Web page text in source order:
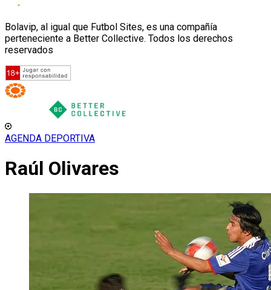
Bolavip, al igual que Futbol Sites, es una compañía
perteneciente a Better Collective. Todos los derechos
reservados
AGENDA DEPORTIVA
Raúl Olivares